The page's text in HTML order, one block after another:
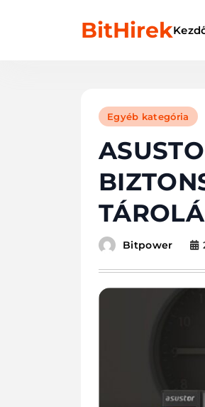
BitHirek
Egyéb kategória
Bitpower